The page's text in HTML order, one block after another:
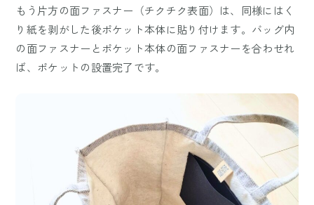
もう片方の面ファスナー（チクチク表面）は、同様にはく
り紙を剥がした後ポケット本体に貼り付けます。バッグ内
の面ファスナーとポケット本体の面ファスナーを合わせれ
ば、ポケットの設置完了です。